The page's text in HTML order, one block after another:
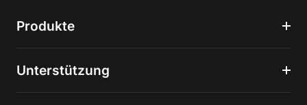
Produkte
Unterstützung